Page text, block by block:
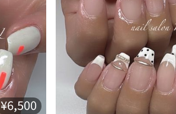
¥6,500